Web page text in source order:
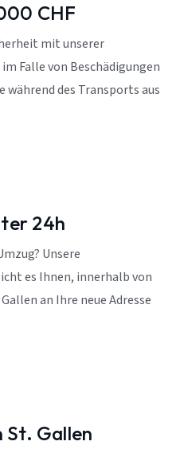
CHF
mit unserer
im Falle von Beschädigungen
während des Transports aus
24h
Unsere
es Ihnen, innerhalb von
an Ihre neue Adresse
St. Gallen